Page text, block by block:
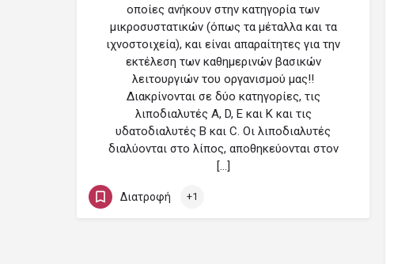
οποίες ανήκουν στην κατηγορία των
μικροσυστατικών (όπως τα μέταλλα και τα
ιχνοστοιχεία), και είναι απαραίτητες για την
εκτέλεση των καθημερινών βασικών
λειτουργιών του οργανισμού μας!!
Διακρίνονται σε δύο κατηγορίες, τις
λιποδιαλυτές Α, D, Ε και Κ και τις
υδατοδιαλυτές Β και C. Οι λιποδιαλυτές
διαλύονται στο λίπος, αποθηκεύονται στον
[…]
Διατροφή +1